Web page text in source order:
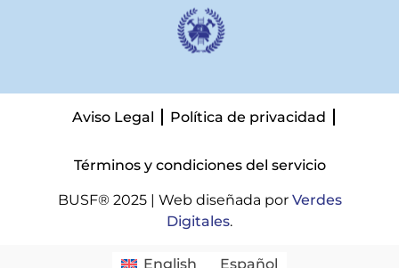
Aviso Legal Política de privacidad
Términos y condiciones del servicio
BUSF® 2025 | Web diseñada por Verdes
Digitales.
English Español